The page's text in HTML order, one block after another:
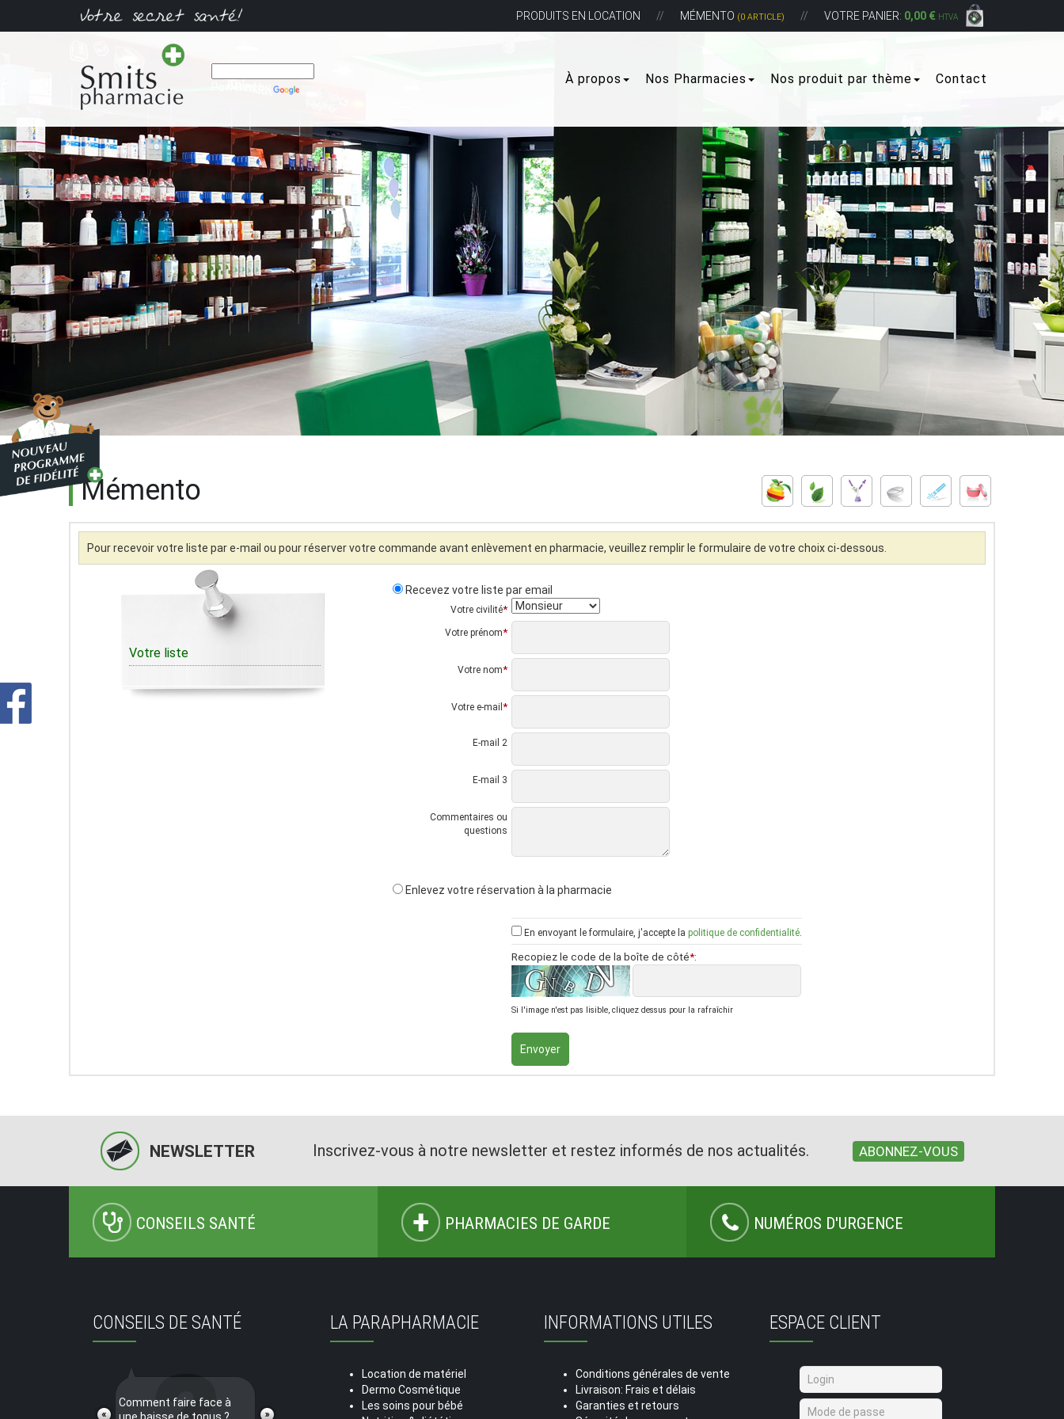
PRODUITS EN LOCATION MÉMENTO (0 ARTICLE) VOTRE PANIER: 0,00 € HTVA
À propos Nos Pharmacies Nos produit par thème Contact
Mémento
Pour recevoir votre liste par e-mail ou pour réserver votre commande avant enlèvement en pharmacie, veuillez remplir le formulaire de votre choix ci-dessous.
Votre liste
Recevez votre liste par email
Votre civilité*
Votre prénom*
Votre nom*
Votre e-mail *
E-mail 2
E-mail 3
Commentaires ou
questions
Enlevez votre réservation à la pharmacie
En envoyant le formulaire, j'accepte la politique de confidentialité.
Recopiez le code de la boîte de côté*:
Si l'image n'est pas lisible, cliquez dessus pour la rafraîchir
NEWSLETTER Inscrivez-vous à notre newsletter et restez informés de nos actualités. ABONNEZ-VOUS
CONSEILS SANTÉ PHARMACIES DE GARDE NUMÉROS D'URGENCE
CONSEILS DE SANTÉ
Comment faire face à
LA PARAPHARMACIE
Location de matériel
Dermo Cosmétique
Les soins pour bébé
INFORMATIONS UTILES
Conditions générales de vente
Livraison: Frais et délais
Garanties et retours
ESPACE CLIENT